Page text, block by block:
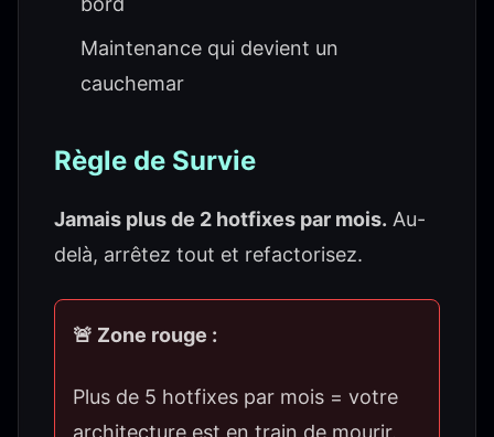
Maintenance qui devient un
cauchemar
Règle de Survie
Jamais plus de 2 hotfixes par mois. Au-
delà, arrêtez tout et refactorisez.
🚨 Zone rouge :
Plus de 5 hotfixes par mois = votre
architecture est en train de mourir.